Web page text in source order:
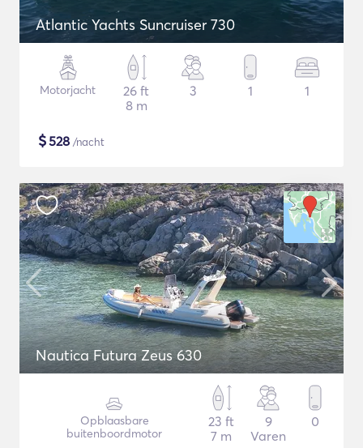
Atlantic Yachts Suncruiser 730
Motorjacht
26 ft
8 m
3 1 1
$528 /nacht
Nautica Futura Zeus 630
Opblaasbare
buitenboordmotor
23 ft
7 m
9
Varen
0